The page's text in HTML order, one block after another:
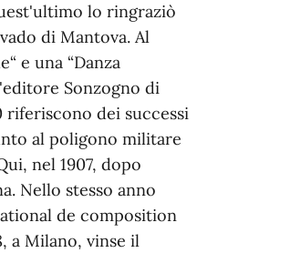
lo ringraziò
di Mantova. Al
e una “Danza
Sonzogno di
dei successi
al poligono militare
nel 1907, dopo
Nello stesso anno
de composition
a Milano, vinse il